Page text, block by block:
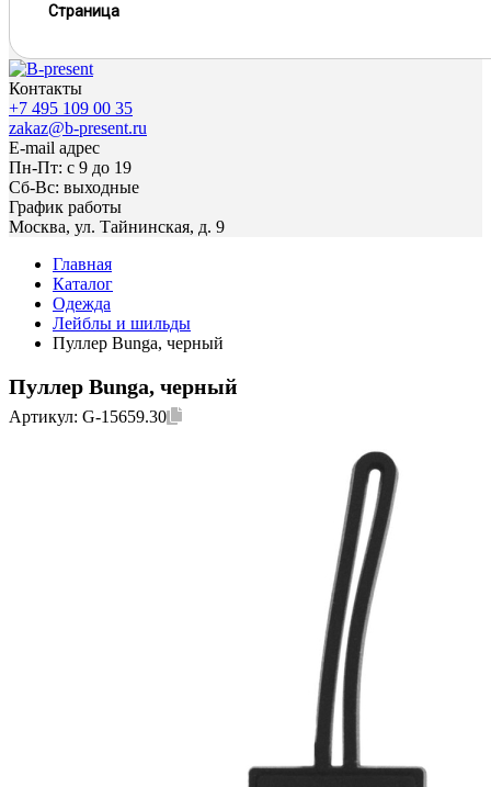
Страница
Контакты
+7 495 109 00 35
zakaz@b-present.ru
E-mail адрес
Пн-Пт: с 9 до 19
Сб-Вс: выходные
График работы
Москва, ул. Тайнинская, д. 9
Главная
Каталог
Одежда
Лейблы и шильды
Пуллер Bunga, черный
Пуллер Bunga, черный
Артикул: G-15659.30